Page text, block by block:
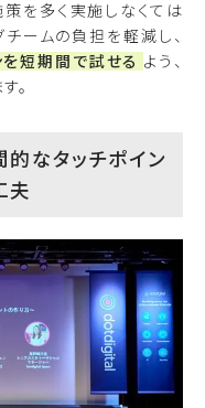
を多く実施しなくては
ームの負担を軽減し、
短期間で試せる よう、
。
なタッチポイン
夫